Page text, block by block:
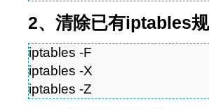
2、清除已有iptables规
iptables -F
iptables -X
iptables -Z